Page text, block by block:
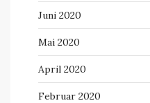
Juni 2020
Mai 2020
April 2020
Februar 2020